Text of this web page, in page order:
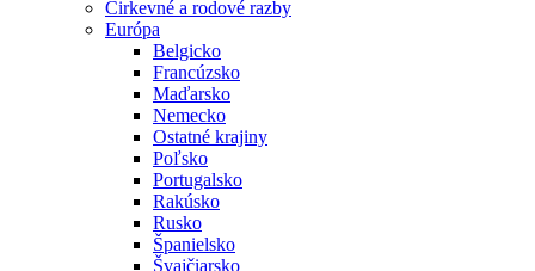
Cirkevné a rodové razby
Európa
Belgicko
Francúzsko
Maďarsko
Nemecko
Ostatné krajiny
Poľsko
Portugalsko
Rakúsko
Rusko
Španielsko
Švajčiarsko